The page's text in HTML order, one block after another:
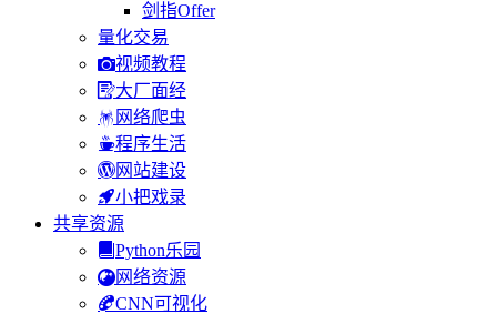
剑指Offer
量化交易
视频教程
大厂面经
网络爬虫
程序生活
网站建设
小把戏录
共享资源
Python乐园
网络资源
CNN可视化